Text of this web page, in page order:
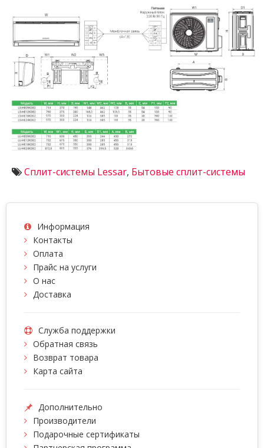
Сплит-системы Lessar, Бытовые сплит-системы
Информация
Контакты
Оплата
Прайс на услуги
О нас
Доставка
Служба поддержки
Обратная связь
Возврат товара
Карта сайта
Дополнительно
Производители
Подарочные сертификаты